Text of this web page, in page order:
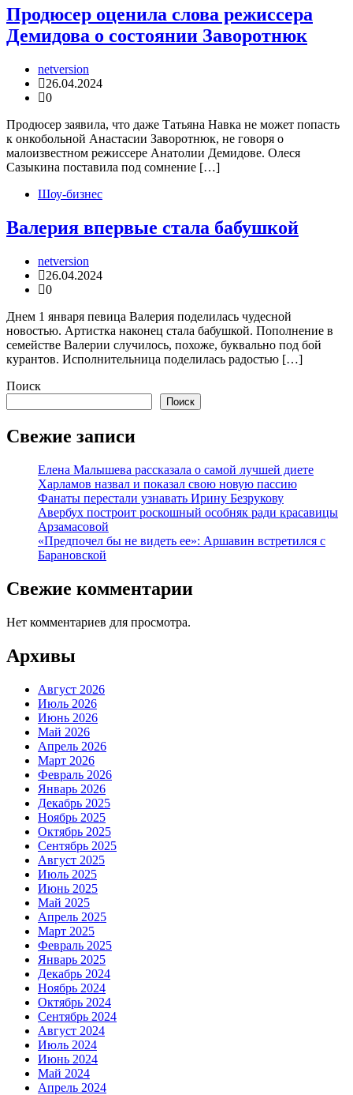
Продюсер оценила слова режиссера
Демидова о состоянии Заворотнюк
netversion
26.04.2024
0
Продюсер заявила, что даже Татьяна Навка не может попасть
к онкобольной Анастасии Заворотнюк, не говоря о
малоизвестном режиссере Анатолии Демидове. Олеся
Сазыкина поставила под сомнение […]
Шоу-бизнес
Валерия впервые стала бабушкой
netversion
26.04.2024
0
Днем 1 января певица Валерия поделилась чудесной
новостью. Артистка наконец стала бабушкой. Пополнение в
семействе Валерии случилось, похоже, буквально под бой
курантов. Исполнительница поделилась радостью […]
Поиск
Поиск
Свежие записи
Елена Малышева рассказала о самой лучшей диете
Харламов назвал и показал свою новую пассию
Фанаты перестали узнавать Ирину Безрукову
Авербух построит роскошный особняк ради красавицы
Арзамасовой
«Предпочел бы не видеть ее»: Аршавин встретился с
Барановской
Свежие комментарии
Нет комментариев для просмотра.
Архивы
Август 2026
Июль 2026
Июнь 2026
Май 2026
Апрель 2026
Март 2026
Февраль 2026
Январь 2026
Декабрь 2025
Ноябрь 2025
Октябрь 2025
Сентябрь 2025
Август 2025
Июль 2025
Июнь 2025
Май 2025
Апрель 2025
Март 2025
Февраль 2025
Январь 2025
Декабрь 2024
Ноябрь 2024
Октябрь 2024
Сентябрь 2024
Август 2024
Июль 2024
Июнь 2024
Май 2024
Апрель 2024